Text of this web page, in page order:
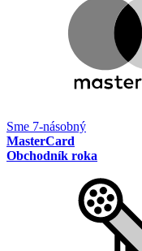
Sme 7-násobný
MasterCard
Obchodník roka